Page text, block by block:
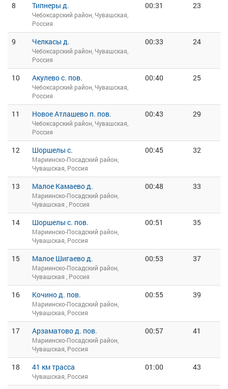
8 Типнеры д.
Чебоксарский район, Чувашская,
Россия
00:31 23
9 Челкасы д.
Чебоксарский район, Чувашская,
Россия
00:33 24
10 Акулево с. пов.
Чебоксарский район, Чувашская,
Россия
00:40 25
11 Новое Атлашево п. пов.
Чебоксарский район, Чувашская,
Россия
00:43 29
12 Шоршелы с.
Мариинско-Посадский район,
Чувашская, Россия
00:45 32
13 Малое Камаево д.
Мариинско-Посадский район,
Чувашская , Россия
00:48 33
14 Шоршелы с. пов.
Мариинско-Посадский район,
Чувашская, Россия
00:51 35
15 Малое Шигаево д.
Мариинско-Посадский район,
Чувашская , Россия
00:53 37
16 Кочино д. пов.
Мариинско-Посадский район,
Чувашская, Россия
00:55 39
17 Арзаматово д. пов.
Мариинско-Посадский район,
Чувашская, Россия
00:57 41
18 41 км трасса
Чувашская, Россия
01:00 43